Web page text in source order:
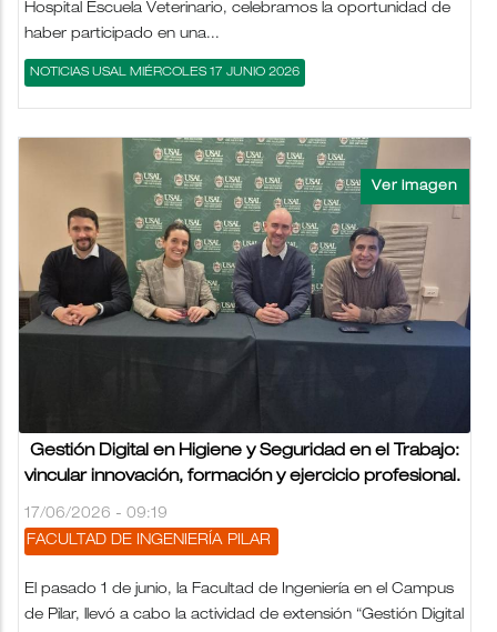
Hospital Escuela Veterinario, celebramos la oportunidad de
haber participado en una...
NOTICIAS USAL MIÉRCOLES 17 JUNIO 2026
Gestión Digital en Higiene y Seguridad en el Trabajo:
vincular innovación, formación y ejercicio profesional.
17/06/2026 - 09:19
FACULTAD DE INGENIERÍA PILAR
El pasado 1 de junio, la Facultad de Ingeniería en el Campus
de Pilar, llevó a cabo la actividad de extensión “Gestión Digital